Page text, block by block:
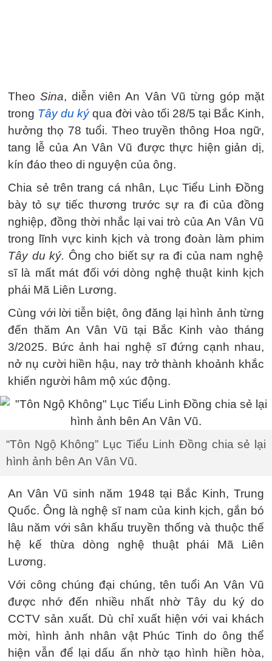
TheoSina, diễn viên An Vân Vũ từng góp mặt
trong Tây du kýqua đời vào tối 28/5 tại Bắc Kinh,
hưởng thọ 78 tuổi. Theo truyền thông Hoa ngữ,
tang lễ của An Vân Vũ được thực hiện giản dị,
kín đáo theo di nguyện của ông.
Chia sẻ trên trang cá nhân, Lục Tiểu Linh Đồng
bày tỏ sự tiếc thương trước sự ra đi của đồng
nghiệp, đồng thời nhắc lại vai trò của An Vân Vũ
trong lĩnh vực kinh kịch và trong đoàn làm phim
Tây du ký. Ông cho biết sự ra đi của nam nghệ
sĩ là mất mát đối với dòng nghệ thuật kinh kịch
phái Mã Liên Lương.
Cùng với lời tiễn biệt, ông đăng lại hình ảnh từng
đến thăm An Vân Vũ tại Bắc Kinh vào tháng
3/2025. Bức ảnh hai nghệ sĩ đứng cạnh nhau,
nở nụ cười hiền hậu, nay trở thành khoảnh khắc
khiến người hâm mộ xúc động.
“Tôn Ngộ Không” Lục Tiểu Linh Đồng chia sẻ lại
hình ảnh bên An Vân Vũ.
An Vân Vũ sinh năm 1948 tại Bắc Kinh, Trung
Quốc. Ông là nghệ sĩ nam của kinh kịch, gắn bó
lâu năm với sân khấu truyền thống và thuộc thế
hệ kế thừa dòng nghệ thuật phái Mã Liên
Lương.
Với công chúng đại chúng, tên tuổi An Vân Vũ
được nhớ đến nhiều nhất nhờ Tây du ký do
CCTV sản xuất. Dù chỉ xuất hiện với vai khách
mời, hình ảnh nhân vật Phúc Tinh do ông thể
hiện vẫn để lại dấu ấn nhờ tạo hình hiền hòa,